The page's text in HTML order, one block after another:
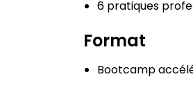
6 pratiques
Format
Bootcamp